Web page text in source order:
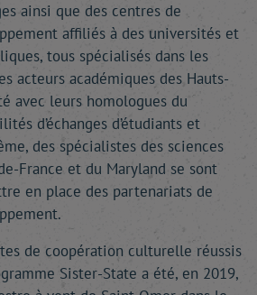
ainsi que des centres de
affiliés à des universités et
tous spécialisés dans les
acteurs académiques des Hauts-
avec leurs homologues du
d’échanges d’étudiants et
des spécialistes des sciences
France et du Maryland se sont
en place des partenariats de
de coopération culturelle réussis
Sister-State a été, en 2019,